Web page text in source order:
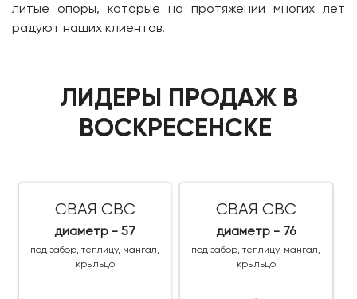
литые опоры, которые на протяжении многих лет
радуют наших клиентов.
ЛИДЕРЫ ПРОДАЖ В
ВОСКРЕСЕНСКЕ
СВАЯ СВС
диаметр - 57
под забор, теплицу, мангал,
крыльцо
СВАЯ СВС
диаметр - 76
под забор, теплицу, мангал,
крыльцо